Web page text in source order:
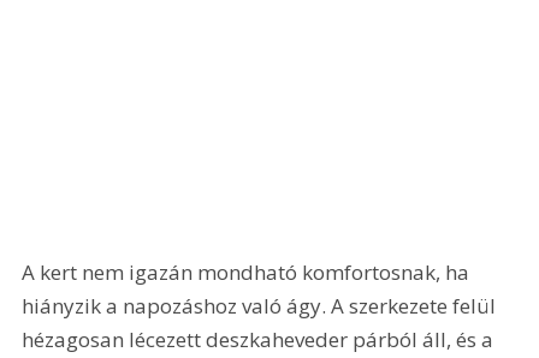
A kert nem igazán mondható komfortosnak, ha
hiányzik a napozáshoz való ágy. A szerkezete felül
hézagosan lécezett deszkaheveder párból áll, és a